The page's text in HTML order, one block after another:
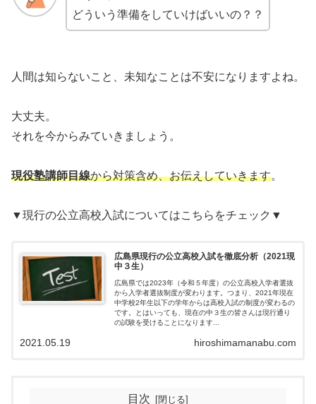
どういう準備をしていけばいいの？？
人間は知らないこと、未知なことは不安になりますよね。
大丈夫。
それを今からみていきましょう。
現役塾講師目線から対策含め、お伝えしていきます。
▼現行の公立高校入試についてはこちらをチェック▼
広島県現行の公立高校入試を徹底分析（2021現
中３生）
広島県では2023年（令和５年度）の公立高校入学者選抜
から入学者選抜制度が変わります。つまり、2021年現在
中学校2年生以下の学年からは高校入試の制度が変わるの
です。とはいっても、現在の中３生の皆さんは現行通り
の試験を受けることになります...
hiroshimamanabu.com
2021.05.19
目次